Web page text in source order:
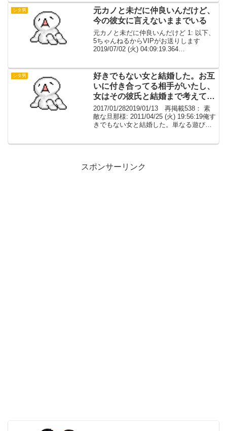
シタ男
元カノと未だに仲良いんだけど、
今の彼女に言えないままでいる
元カノと未だに仲良いんだけど 1: 以下、
5ちゃんねるからVIPがお送りします
2019/07/02 (火) 04:09:19.364
くらいの理解かもしれ...
シタ男
好きでもない女と結婚した。お互
いに付き合ってる相手がいたし、
女はその彼氏と結婚まで考えてる
と言ってたくらいだ。
2017/01/282019/01/13 再掲載538： 素
敵な旦那様: 2011/04/25 (火) 19:56:19俺す
きでもない女と結婚した。単なる遊び友
スポンサーリンク